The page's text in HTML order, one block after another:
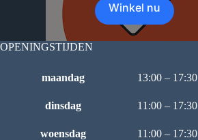
Winkel nu
OPENINGSTIJDEN
maandag 13:00 – 17:30
dinsdag 11:00 – 17:30
woensdag 11:00 – 17:30